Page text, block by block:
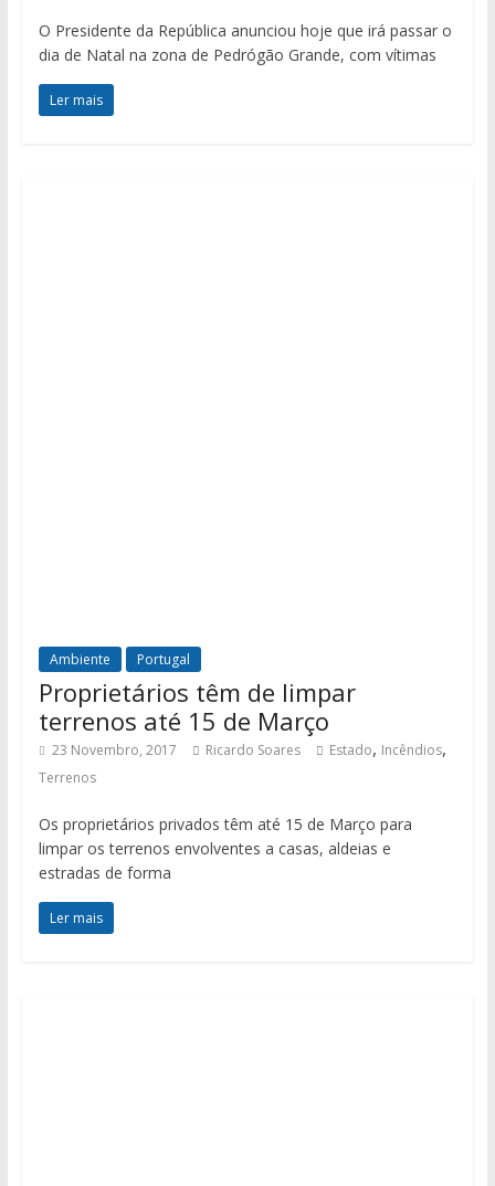
O Presidente da República anunciou hoje que irá passar o
dia de Natal na zona de Pedrógão Grande, com vítimas
Ler mais
Ambiente Portugal
Proprietários têm de limpar
terrenos até 15 de Março
23 Novembro, 2017 Ricardo Soares Estado, Incêndios,
Terrenos
Os proprietários privados têm até 15 de Março para
limpar os terrenos envolventes a casas, aldeias e
estradas de forma
Ler mais